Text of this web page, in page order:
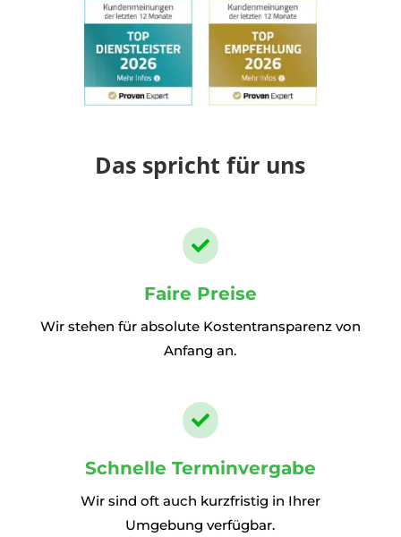
Das spricht für uns

Faire Preise
Wir stehen für absolute Kostentransparenz von
Anfang an.

Schnelle Terminvergabe
Wir sind oft auch kurzfristig in Ihrer
Umgebung verfügbar.